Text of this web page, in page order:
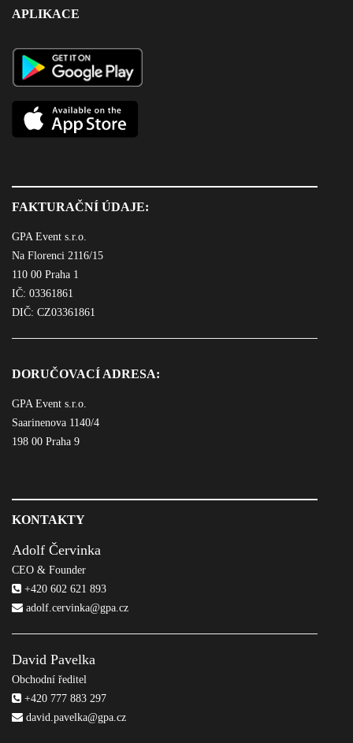
APLIKACE
FAKTURAČNÍ ÚDAJE:
GPA Event s.r.o.
Na Florenci 2116/15
110 00 Praha 1
IČ: 03361861
DIČ: CZ03361861
DORUČOVACÍ ADRESA:
GPA Event s.r.o.
Saarinenova 1140/4
198 00 Praha 9
KONTAKTY
Adolf Červinka
CEO & Founder
+420 602 621 893
adolf.cervinka@gpa.cz
David Pavelka
Obchodní ředitel
+420 777 883 297
david.pavelka@gpa.cz